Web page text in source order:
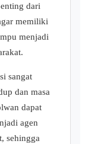
dari
memiliki
menjadi
sangat
dan masa
dapat
agen
sehingga